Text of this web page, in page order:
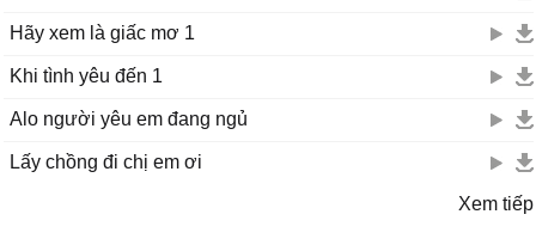
Hãy xem là giấc mơ 1
Khi tình yêu đến 1
Alo người yêu em đang ngủ
Lấy chồng đi chị em ơi
Xem tiếp